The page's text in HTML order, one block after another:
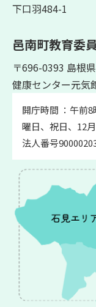
下口羽484-1
邑南町教育委
〒696-0393 島根
健康センター元気
開庁時間 ：午前
曜日、祝日、12
法人番号